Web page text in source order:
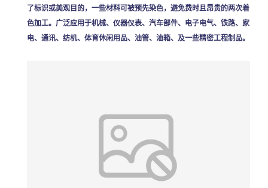
了标识或美观目的，一些材料可被预先染色，避免费时且昂贵的两次着
色加工。广泛应用于机械、仪器仪表、汽车部件、电子电气、铁路、家
电、通讯、纺机、体育休闲用品、油管、油箱、及一些精密工程制品。